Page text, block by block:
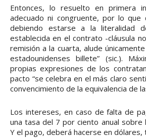
Entonces, lo resuelto en primera
adecuado ni congruente, por lo que
debiendo estarse a la literalidad
establecida en el contrato -cláusula
remisión a la cuarta, alude
estadounidenses billete” (sic.).
propias expresiones de los
pacto “se celebra en el más claro
convencimiento de la equivalencia de
Los intereses, en caso de falta de
una tasa del 7 por ciento anual sobre
Y el pago, deberá hacerse en dólares,